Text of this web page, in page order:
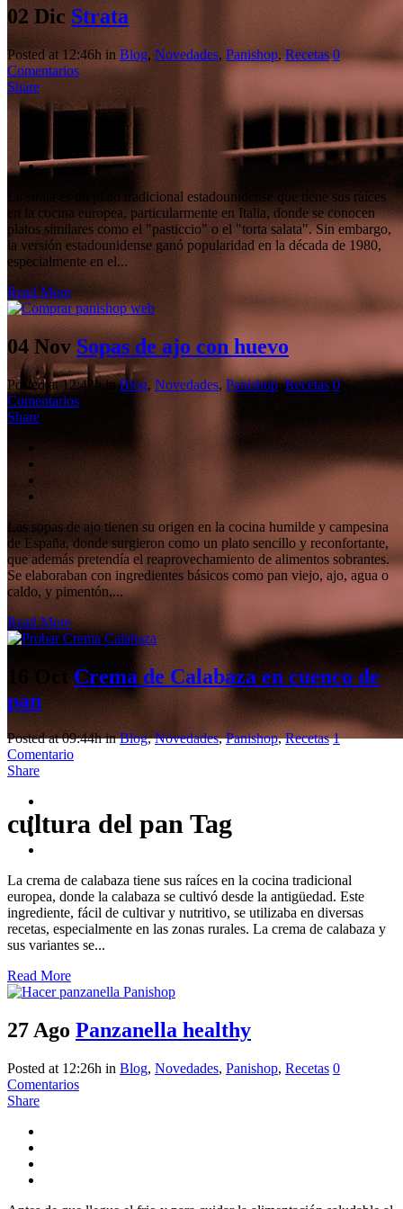
cultura del pan Tag
02 Dic Strata
Posted at 12:46h in Blog, Novedades, Panishop, Recetas 0
Comentarios
Share
La strata es un plato tradicional estadounidense que tiene sus raíces
en la cocina europea, particularmente en Italia, donde se conocen
platos similares como el "pasticcio" o el "torta salata". Sin embargo,
la versión estadounidense ganó popularidad en la década de 1980,
especialmente en el...
Read More
04 Nov Sopas de ajo con huevo
Posted at 12:42hinBlog, Novedades, Panishop,Recetas 0
Comentarios
Share
Las sopas de ajo tienen su origen en la cocina humilde y campesina
de España, donde surgieron como un plato sencillo y reconfortante,
que además pretendía el reaprovechamiento de alimentos sobrantes.
Se elaboraban con ingredientes básicos como pan viejo, ajo, agua o
caldo, y pimentón,...
Read More
16 Oct Crema de Calabaza en cuenco de
pan
Posted at 09:44hinBlog,Novedades,Panishop,Recetas 1
Comentario
Share
La crema de calabaza tiene sus raíces en la cocina tradicional
europea, donde la calabaza se cultivó desde la antigüedad. Este
ingrediente, fácil de cultivar y nutritivo, se utilizaba en diversas
recetas, especialmente en las zonas rurales. La crema de calabaza y
sus variantes se...
Read More
27 Ago Panzanella healthy
Posted at 12:26h in Blog, Novedades, Panishop, Recetas 0
Comentarios
Share